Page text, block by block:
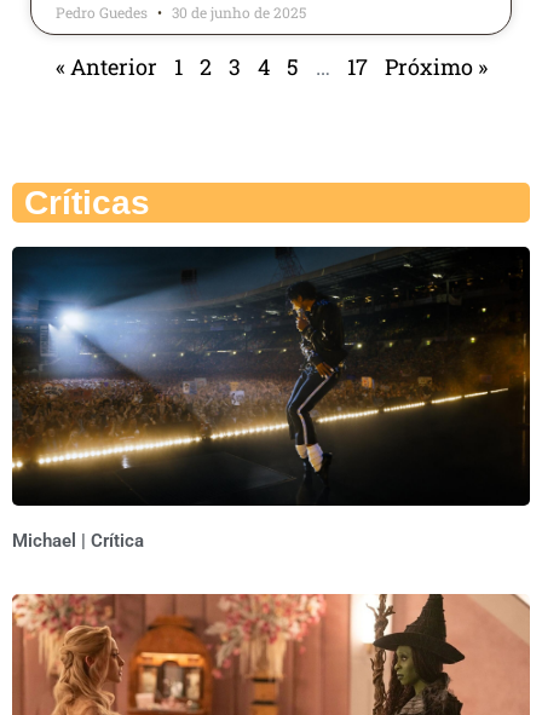
Pedro Guedes 30 de junho de 2025
« Anterior 1 2 3 4 5 … 17 Próximo »
Críticas
Michael | Crítica